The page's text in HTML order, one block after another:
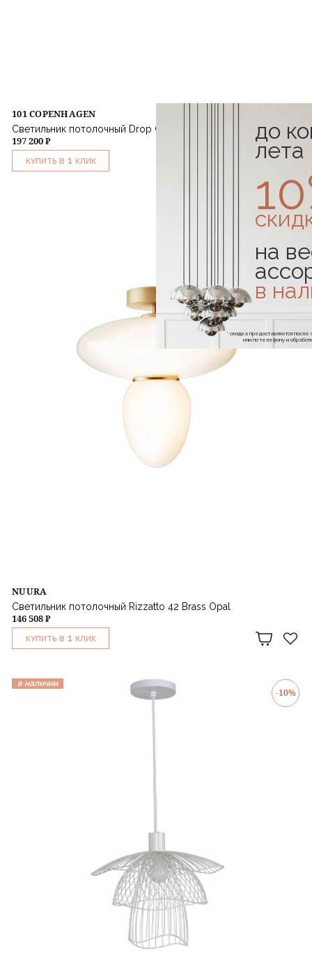
101 COPENHAGEN
Светильник потолочный Drop Chandelier Bulp
197 200 ₽
КУПИТЬ В 1 КЛИК
NUURA
Светильник потолочный Rizzatto 42 Brass Opal
146 508 ₽
КУПИТЬ В 1 КЛИК
в наличии
-10%
до
лета
на
в
* скидка предоставляется
или по телефону и